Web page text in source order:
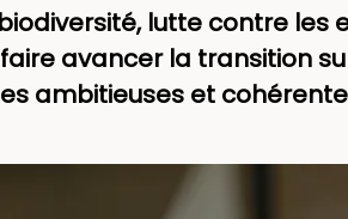
lutte contre les
avancer la transition
ambitieuses et